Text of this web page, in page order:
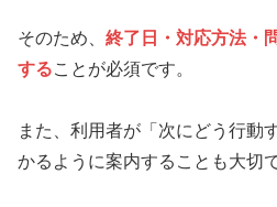
そのため、 終了日・対応方法・
することが必須です。
また、利用者が「次にどう行動
かるように案内することも大切で